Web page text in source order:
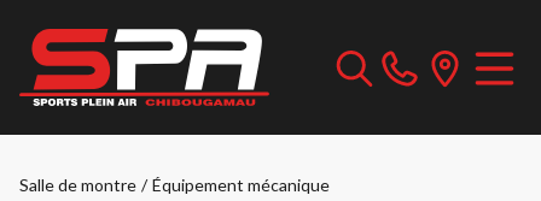
Salle de montre / Équipement mécanique